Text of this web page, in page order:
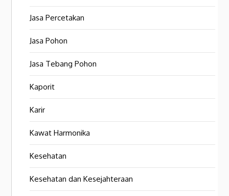
Jasa Percetakan
Jasa Pohon
Jasa Tebang Pohon
Kaporit
Karir
Kawat Harmonika
Kesehatan
Kesehatan dan Kesejahteraan